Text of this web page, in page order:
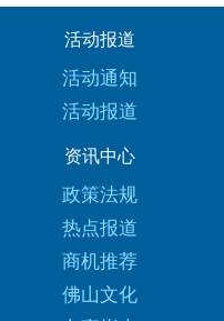
活动报道
活动通知
活动报道
资讯中心
政策法规
热点报道
商机推荐
佛山文化